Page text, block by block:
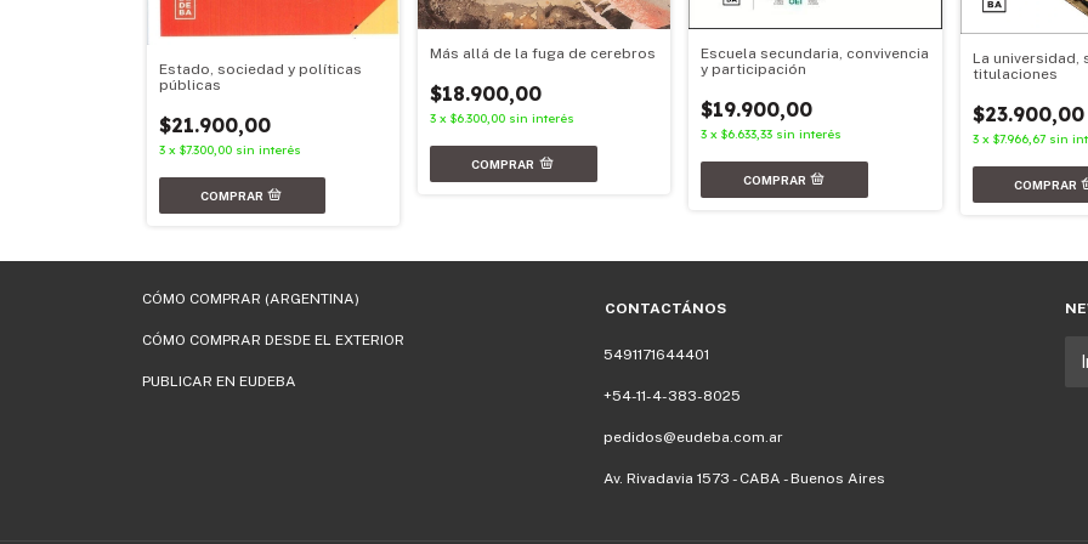
Estado, sociedad y políticas
públicas
$21.900,00
3 x $7.300,00 sin interés
Más allá de la fuga de cerebros
$18.900,00
3 x$6.300,00 sin interés
Escuela secundaria, convivencia
y participación
$19.900,00
3 x$6.633,33 sin interés
La universidad,
titulaciones
$23.900,00
3 x $7.966,67 sin
CÓMO COMPRAR (ARGENTINA)
CÓMO COMPRAR DESDE EL EXTERIOR
PUBLICAR EN EUDEBA
CONTACTÁNOS
5491171644401
+54-11-4-383-8025
pedidos@eudeba.com.ar
Av. Rivadavia 1573 - CABA - Buenos Aires